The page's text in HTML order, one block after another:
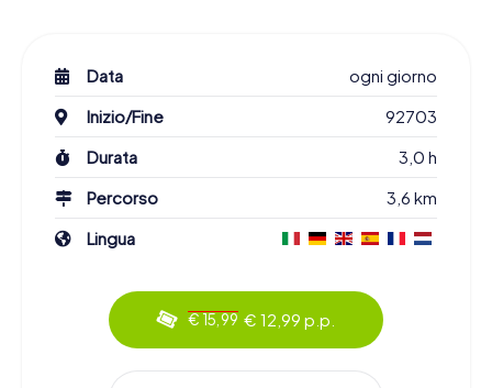
Data
ogni giorno
Inizio/Fine
92703
Durata
3,0 h
Percorso
3,6 km
Lingua
€ 15,99 € 12,99 p.p.